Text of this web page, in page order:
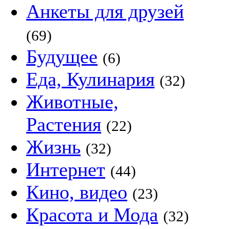
Анкеты для друзей
(69)
Будущее (6)
Еда, Кулинария (32)
Животные,
Растения (22)
Жизнь (32)
Интернет (44)
Кино, видео (23)
Красота и Мода (32)